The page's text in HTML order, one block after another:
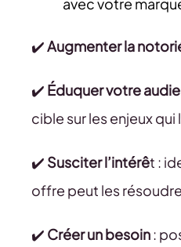
✔️Augmenter la
✔️ Éduquer votre
cible sur les enjeux
✔️ Susciter l’intérêt :
offre peut les
✔️ Créer un besoin: